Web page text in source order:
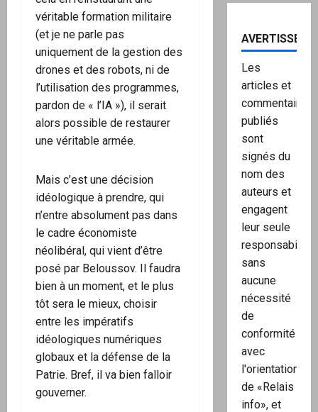
véritable formation militaire
(et je ne parle pas
uniquement de la gestion des
drones et des robots, ni de
l’utilisation des programmes,
pardon de « l’IA »), il serait
alors possible de restaurer
une véritable armée.
Mais c’est une décision
idéologique à prendre, qui
n’entre absolument pas dans
le cadre économiste
néolibéral, qui vient d’être
posé par Beloussov. Il faudra
bien à un moment, et le plus
tôt sera le mieux, choisir
entre les impératifs
idéologiques numériques
globaux et la défense de la
Patrie. Bref, il va bien falloir
gouverner.
Les
articles et
commentaires
publiés
sont
signés du
nom des
auteurs et
engagent
leur seule
responsabilité,
sans
aucune
nécessité
de
conformité
avec
l'orientation
de «Relais
info», et